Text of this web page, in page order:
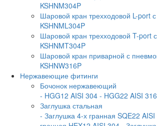
KSHNM304P
Шаровой кран трехходовой L-port
KSHNML304P
Шаровой кран трехходовой T-port
KSHNMT304P
Шаровой кран приварной с
KSHNW316P
Нержавеющие фитинги
Бочонок нержавеющий
- HGG12 AISI 304 - HGG22 AISI 316
Заглушка стальная
- Заглушка 4-х гранная SQE22 AISI